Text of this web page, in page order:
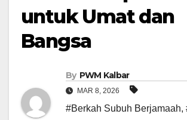
untuk Umat dan
Bangsa
By PWM Kalbar
MAR 8, 2026
#Berkah Subuh Berjamaah,